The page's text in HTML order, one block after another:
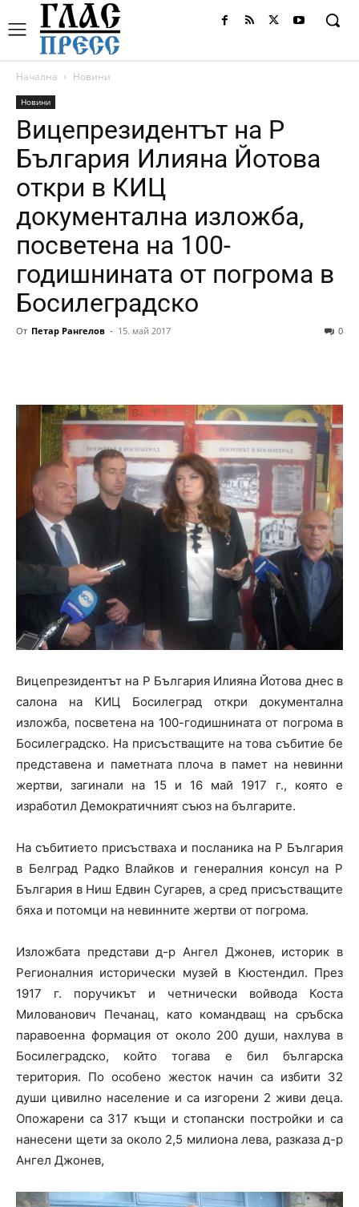
Начална Новини
Новини
Вицепрезидентът на Р
България Илияна Йотова
откри в КИЦ
документална изложба,
посветена на 100-
годишнината от погрома в
Босилеградско
От Петар Рангелов - 15. май 2017 0
Вицепрезидентът на Р България Илияна Йотова днес в
салона на КИЦ Босилеград откри документална
изложба, посветена на 100-годишнината от погрома в
Босилеградско. На присъстващите на това събитие бе
представена и паметната плоча в памет на невинни
жертви, загинали на 15 и 16 май 1917 г., която е
изработил Демократичният съюз на българите.
На събитието присъстваха и посланика на Р България
в Белград Радко Влайков и генералния консул на Р
България в Ниш Едвин Сугарев, а сред присъстващите
бяха и потомци на невинните жертви от погрома.
Изложбата представи д-р Ангел Джонев, историк в
Регионалния исторически музей в Кюстендил. През
1917 г. поручикът и четнически войвода Коста
Милованович Печанац, като командващ на сръбска
паравоенна формация от около 200 души, нахлува в
Босилеградско, който тогава е бил българска
територия. По особено жесток начин са избити 32
души цивилно население и са изгорени 2 живи деца.
Опожарени са 317 къщи и стопански постройки и са
нанесени щети за около 2,5 милиона лева, разказа д-р
Ангел Джонев,